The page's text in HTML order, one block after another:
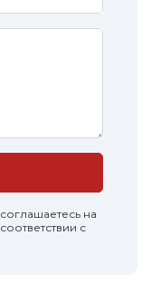
на
с